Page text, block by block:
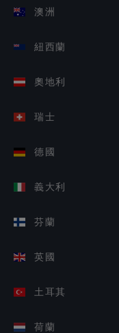
澳洲
紐西蘭
奧地利
瑞士
德國
義大利
芬蘭
英國
土耳其
荷蘭